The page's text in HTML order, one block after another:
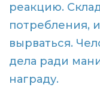
реакцию.
потребления,
вырваться.
дела ради
награду.